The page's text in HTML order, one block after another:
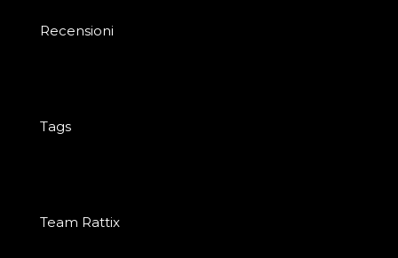
Recensioni
Tags
Team Rattix